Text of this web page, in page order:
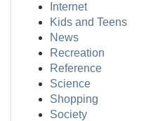
Internet
Kids and Teens
News
Recreation
Reference
Science
Shopping
Society